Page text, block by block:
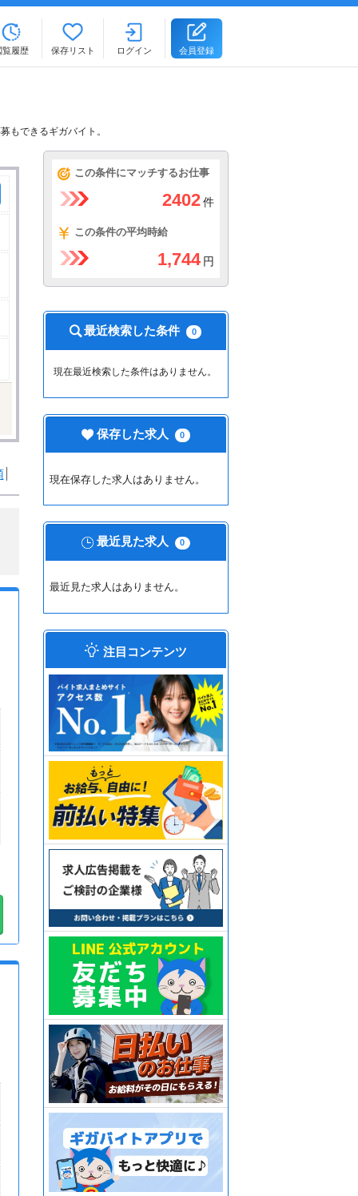
覧履歴 保存リスト ログイン 会員登録
もできるギガバイト。
この条件にマッチするお仕事
2402 件
この条件の平均時給
1,744 円
最近検索した条件 0
現在最近検索した条件はありません。
保存した求人 0
現在保存した求人はありません。
最近見た求人 0
最近見た求人はありません。
注目コンテンツ